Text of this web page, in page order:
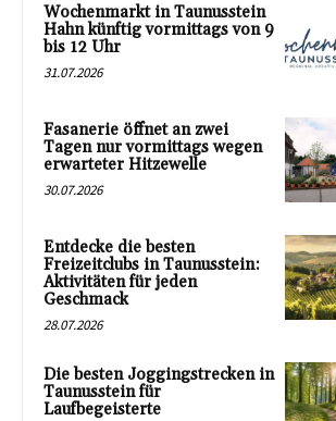
Wochenmarkt in Taunusstein
Hahn künftig vormittags von 9
bis 12 Uhr
31.07.2026
Fasanerie öffnet an zwei
Tagen nur vormittags wegen
erwarteter Hitzewelle
30.07.2026
Entdecke die besten
Freizeitclubs in Taunusstein:
Aktivitäten für jeden
Geschmack
28.07.2026
Die besten Joggingstrecken in
Taunusstein für
Laufbegeisterte